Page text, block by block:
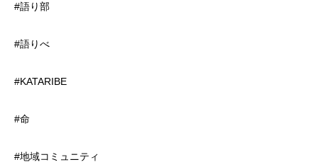
#語り部
#語りべ
#KATARIBE
#命
#地域コミュニティ